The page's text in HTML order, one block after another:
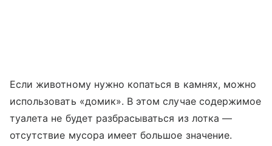
Если животному нужно копаться в камнях, можно
использовать «домик». В этом случае содержимое
туалета не будет разбрасываться из лотка —
отсутствие мусора имеет большое значение.